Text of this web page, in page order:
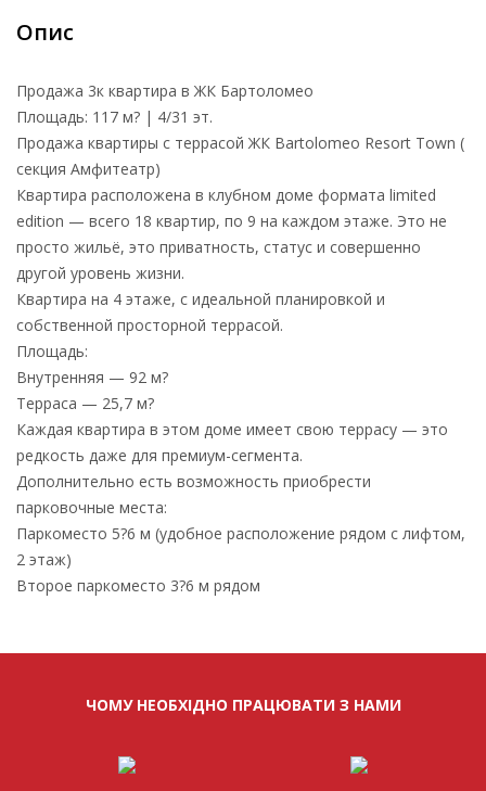
Опис
Продажа 3к квартира в ЖК Бартоломео
Площадь: 117 м? | 4/31 эт.
Продажа квартиры с террасой ЖК Bartolomeo Resort Town (
секция Амфитеатр)
Квартира расположена в клубном доме формата limited
edition — всего 18 квартир, по 9 на каждом этаже. Это не
просто жильё, это приватность, статус и совершенно
другой уровень жизни.
Квартира на 4 этаже, с идеальной планировкой и
собственной просторной террасой.
Площадь:
Внутренняя — 92 м?
Терраса — 25,7 м?
Каждая квартира в этом доме имеет свою террасу — это
редкость даже для премиум-сегмента.
Дополнительно есть возможность приобрести
парковочные места:
Паркоместо 5?6 м (удобное расположение рядом с лифтом,
2 этаж)
Второе паркоместо 3?6 м рядом
ЧОМУ НЕОБХІДНО ПРАЦЮВАТИ З НАМИ